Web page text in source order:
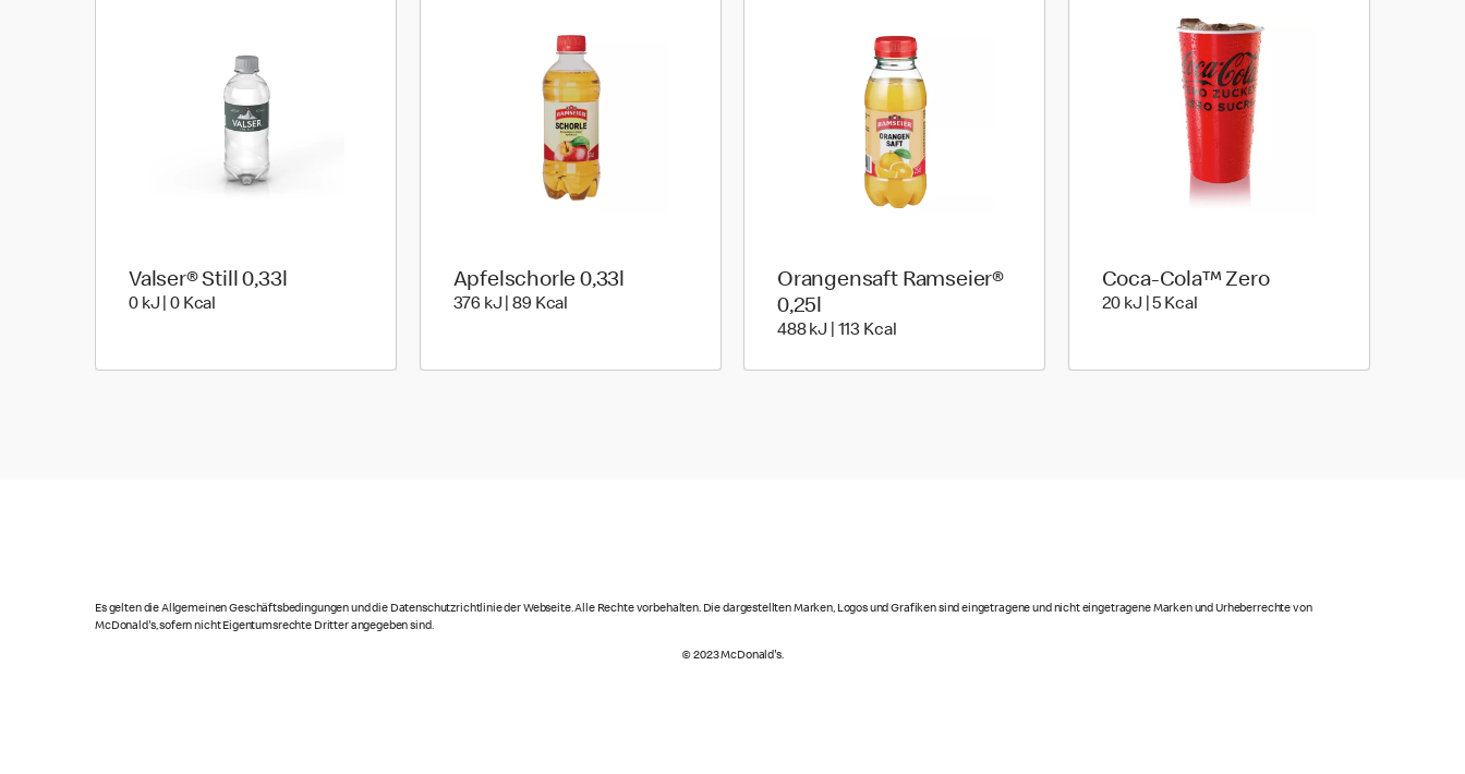
Valser® Still 0,33l
0 kJ | 0 Kcal
Apfelschorle 0,33l
376 kJ | 89 Kcal 376 kiloJoule | 89 kilo calories
Orangensaft Ramseier®
0,25l
488 kJ | 113 Kcal488 kiloJoule | 113 kilo calories
Coca-Cola™ Zero
20 kJ | 5 Kcal20 kiloJoule | 5 kilo calories
Es gelten die Allgemeinen Geschäftsbedingungen und die Datenschutzrichtlinie der Webseite. Alle Rechte vorbehalten. Die dargestellten Marken, Logos und Grafiken sind eingetragene und nicht eingetragene Marken und Urheberrechte von
McDonald's, sofern nicht Eigentumsrechte Dritter angegeben sind.
© 2023 McDonald's.